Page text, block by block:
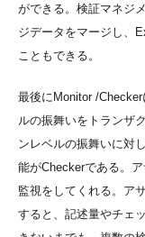
ができる。検証マネジ
ジデータをマージし、
こともできる。
最後にMonitor /
ルの振舞いをトランザ
ンレベルの振舞いに対
能がCheckerである。
監視をしてくれる。ア
すると、記述量やチェ